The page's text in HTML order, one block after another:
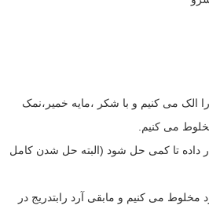
1/2 از آرد را الک می کنیم و با شکر ،مایه خمیر،نمک
داده تا کمی حل شود (البته حل شدن کامل
مخلوط می کنیم و مابقی آرد رابتدریج در